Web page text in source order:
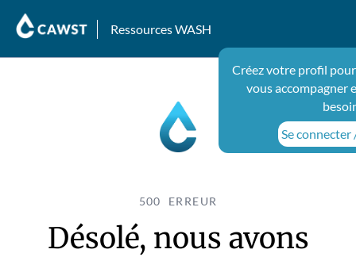
Ressources WASH
Créez votre profil
vous accompagner
Se
500 ERREUR
Désolé, nous avons